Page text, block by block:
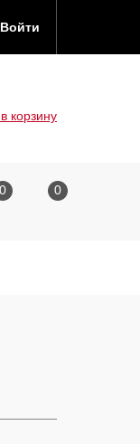
Войти
корзину